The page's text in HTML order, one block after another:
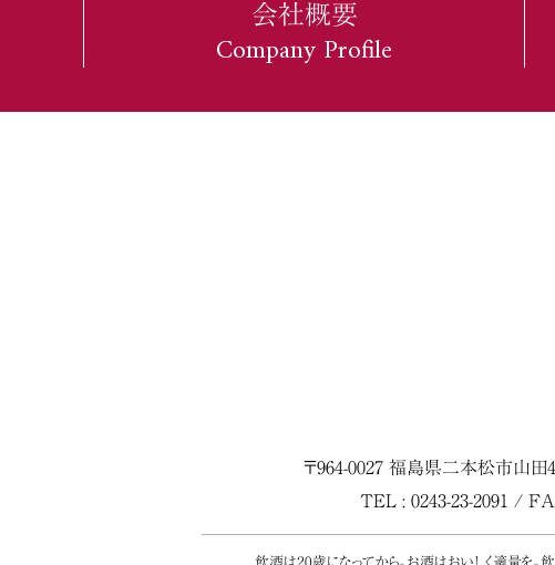
会社概要
Company Profile
〒964-0027 福島県二本松市山田
TEL : 0243-23-2091 /